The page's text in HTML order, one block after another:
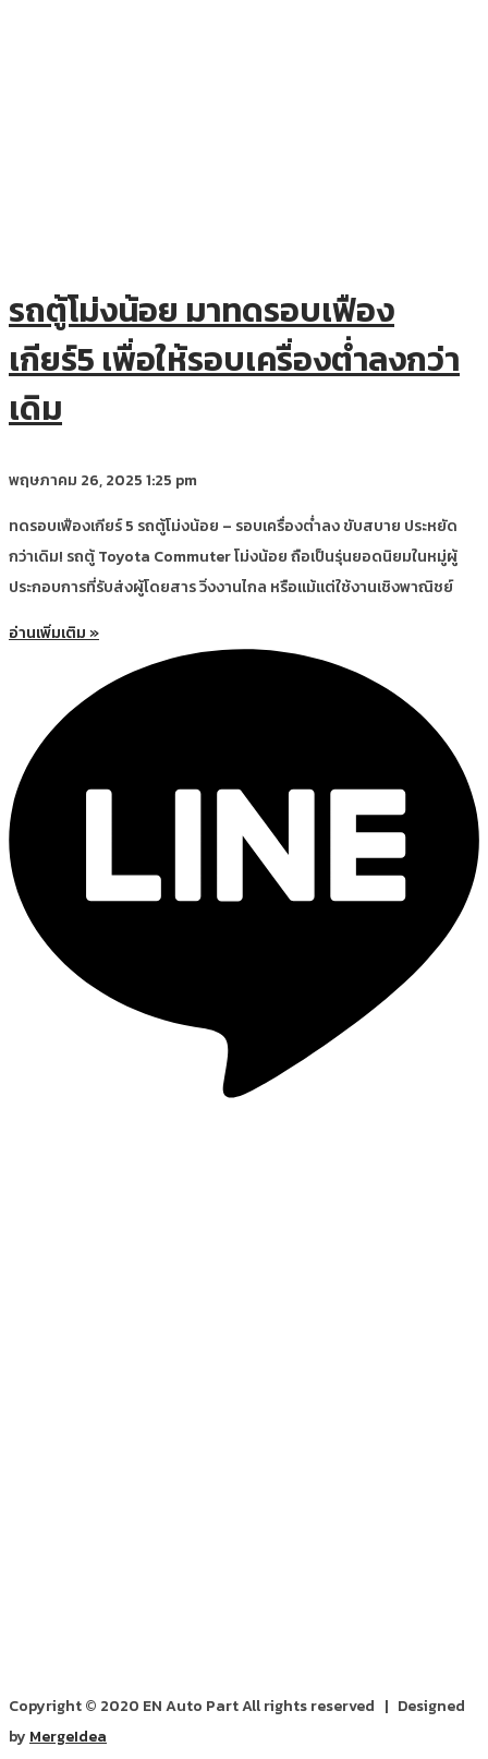
รถตู้โม่งน้อย มาทดรอบเฟือง
เกียร์5 เพื่อให้รอบเครื่องต่ำลงกว่า
เดิม
พฤษภาคม 26, 20251:25 pm
ทดรอบเฟืองเกียร์ 5 รถตู้โม่งน้อย – รอบเครื่องต่ำลง ขับสบาย ประหยัด
กว่าเดิม! รถตู้ Toyota Commuter โม่งน้อย ถือเป็นรุ่นยอดนิยมในหมู่ผู้
ประกอบการที่รับส่งผู้โดยสาร วิ่งงานไกล หรือแม้แต่ใช้งานเชิงพาณิชย์
อ่านเพิ่มเติม »
Copyright © 2020 EN Auto Part All rights reserved | Designed
byMergeIdea